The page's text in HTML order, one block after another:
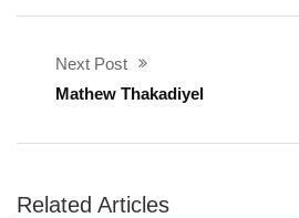
Next Post
Mathew Thakadiyel
Related Articles